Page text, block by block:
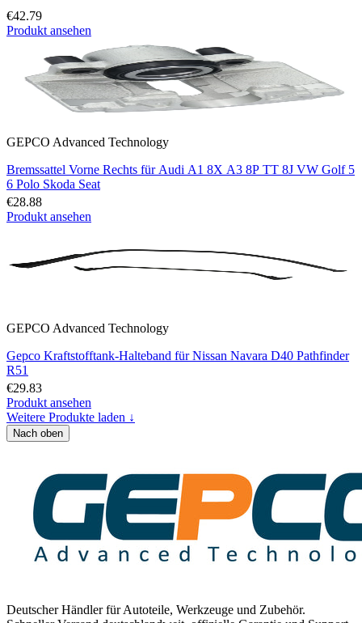
€42.79
Produkt ansehen
GEPCO Advanced Technology
Bremssattel Vorne Rechts für Audi A1 8X A3 8P TT 8J VW Golf 5
6 Polo Skoda Seat
€28.88
Produkt ansehen
GEPCO Advanced Technology
Gepco Kraftstofftank-Halteband für Nissan Navara D40 Pathfinder
R51
€29.83
Produkt ansehen
Weitere Produkte laden ↓
Nach oben
Deutscher Händler für Autoteile, Werkzeuge und Zubehör.